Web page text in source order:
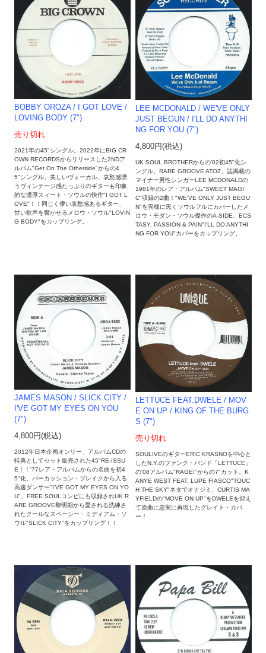
BOBBY OROZA / I GOT LOVE /
LOVING BODY (7")
売り切れ
2021年の45"シングル。2022年にBIG CR
OWN RECORDSからリリースした2NDア
ルバム"Get On The Otherside"からの4
5"シングル。美しいヴォーカル、哀愁感漂
うヴィンテージ感たっぷりのギターも印象
的な濃厚スィート・ソウルの快作"I GOT L
OVE"！！同じく儚い哀愁感あるギター、
甘い歌声を響かせるメロウ・ソウル"LOVIN
G BODY"をカップリング。
LEE MCDONALD / WE'VE ONLY
JUST BEGUN / I'LL DO ANYTHI
NG FOR YOU (7")
4,800円(税込)
UK SOUL BROTHERからの'02初45"化シ
ングル。RARE GROOVE ATOZ」誌掲載の
マイナー男性シンガーLEE MCDONALDの
1981年のレア・アルバム"SWEET MAGI
C"収録の2曲！"WE'VE ONLY JUST BEGU
N"を異様に黒くソウルフルにカバーしたメ
ロウ・モダン・ソウル傑作のA-SIDE、ECS
TASY, PASSION & PAIN"I'LL DO ANYTHI
NG FOR YOU"カバーをカップリング。
JAMES MASON / SLICK CITY /
I'VE GOT MY EYES ON YOU
(7")
4,800円(税込)
2012年日本企画オンリー、アルバムCDの
特典としてセット販売された45"RE-ISSU
E！！'77レア・アルバムからの名曲を初4
5"化。パーカッション・ブレイクから入る
高速ダンサー"I'VE GOT MY EYES ON YO
U"、FREE SOULコンピにも収録されUK R
ARE GROOVE黎明期から愛される洗練さ
れたクールなスペーシー・ミディアム・ソ
ウル"SLICK CITY"をカップリング！！
LETTUCE FEAT.DWELE / MOV
E ON UP / KING OF THE BURG
S (7")
売り切れ
SOULIVEのギターERIC KRASNOを中心と
したN.Y.のファンク・バンド「LETTUCE」
の'08アルバム"RAGE!"からの7"カット。K
ANYE WEST FEAT. LUPE FIASCO"TOUC
H THE SKY"ネタでオナジミ、CURTIS MA
YFIELDの"MOVE ON UP"をDWELEを迎え
て原曲に忠実に再現したグレイト・カバ
ー！